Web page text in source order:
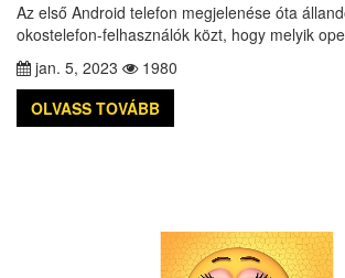
Az első Android telefon megjelenése óta
okostelefon-felhasználók közt, hogy melyik
jan. 5, 2023
1980
OLVASS TOVÁBB